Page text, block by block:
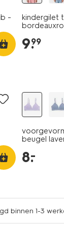
-
kindergilet
9.
99
beugel
8.
–
binnen 1-3